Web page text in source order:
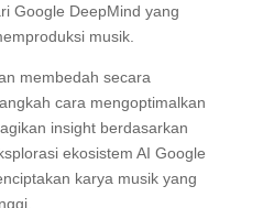
Google DeepMind yang
musik.
membedah secara
cara mengoptimalkan
insight berdasarkan
ekosistem AI Google
karya musik yang